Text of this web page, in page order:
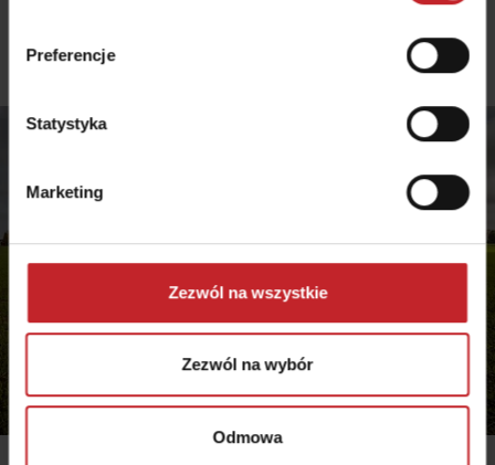
Preferencje
Statystyka
Marketing
Zezwól na wszystkie
Zezwól na wybór
Odmowa